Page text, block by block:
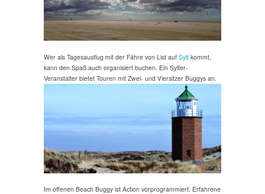
Wer als Tagesausflug mit der Fähre von List auf Sylt kommt,
kann den Spaß auch organisiert buchen. Ein Sylter-
Veranstalter bietet Touren mit Zwei- und Viersitzer Buggys an.
Im offenen Beach Buggy ist Action vorprogrammiert. Erfahrene